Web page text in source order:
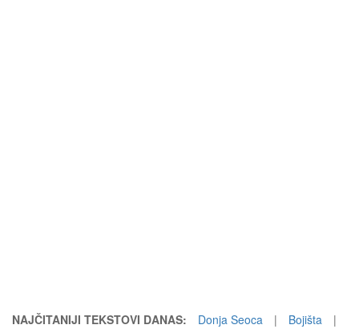
NAJČITANIJI TEKSTOVI DANAS: Donja Seoca | Bojišta
|